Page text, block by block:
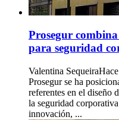
Prosegur
para seguridad
Valentina Sequeira
Prosegur se ha
referentes en el diseño
la seguridad
innovación, ...